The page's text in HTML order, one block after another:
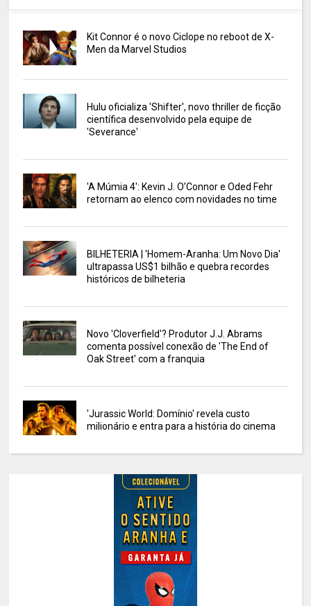
Kit Connor é o novo Ciclope no reboot de X-
Men da Marvel Studios
Hulu oficializa 'Shifter', novo thriller de ficção
científica desenvolvido pela equipe de
'Severance'
'A Múmia 4': Kevin J. O’Connor e Oded Fehr
retornam ao elenco com novidades no time
BILHETERIA | 'Homem-Aranha: Um Novo Dia'
ultrapassa US$1 bilhão e quebra recordes
históricos de bilheteria
Novo 'Cloverfield'? Produtor J.J. Abrams
comenta possível conexão de 'The End of
Oak Street' com a franquia
'Jurassic World: Domínio' revela custo
milionário e entra para a história do cinema